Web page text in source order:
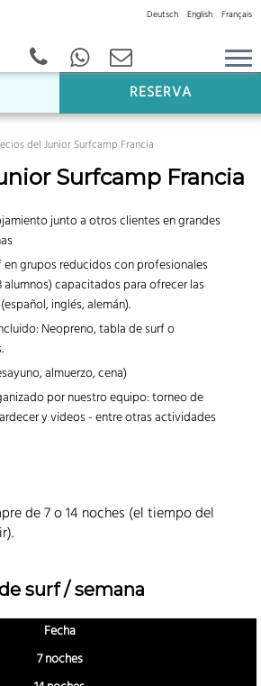
Deutsch English Français
RESERVA
del Junior Surfcamp Francia
Surfcamp Francia
junto a otros clientes en grandes
en grupos reducidos con profesionales
alumnos) capacitados para ofrecer las
inglés, alemán).
Neopreno, tabla de surf o
almuerzo, cena)
por nuestro equipo: torneo de
y videos - entre otras actividades
de 7 o 14 noches (el tiempo del
surf / semana
Fecha
7 noches